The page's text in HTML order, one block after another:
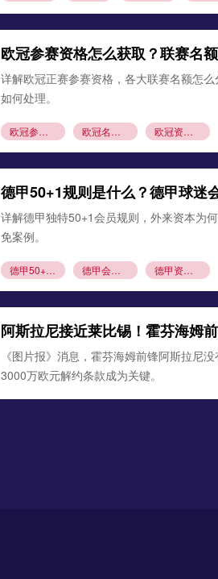
欧冠参赛资格怎么获取？联赛名
详解欧冠正赛参赛资格，各大联赛名额怎
如何处理。
欧冠参赛资格 欧冠名额分配 欧冠资格赛规则
德甲50+1规则是什么？德甲球迷
详解德甲独特50+1会员规则，外来资本为
免案例。
德甲50+1规则 德甲会员制 德甲资本规则
阿斯拉尼接近莱比锡！霍芬海姆
《图片报》消息，霍芬海姆前锋阿斯拉尼
3000万欧元解约条款成为关键。